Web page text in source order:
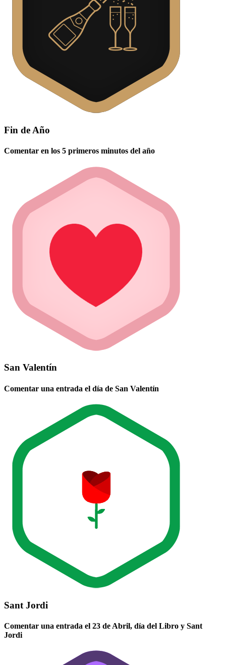
Fin de Año
Comentar en los 5 primeros minutos del año
San Valentín
Comentar una entrada el día de San Valentín
Sant Jordi
Comentar una entrada el 23 de Abril, día del Libro y Sant
Jordi